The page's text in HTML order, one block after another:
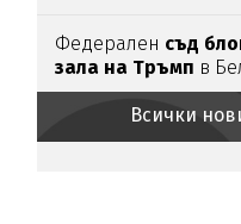
Федерален съд
зала на Тръмп в
Всички